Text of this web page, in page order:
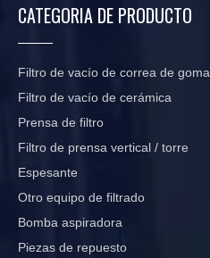
CATEGORIA DE PRODUCTO
Filtro de vacío de correa de goma
Filtro de vacío de cerámica
Prensa de filtro
Filtro de prensa vertical / torre
Espesante
Otro equipo de filtrado
Bomba aspiradora
Piezas de repuesto